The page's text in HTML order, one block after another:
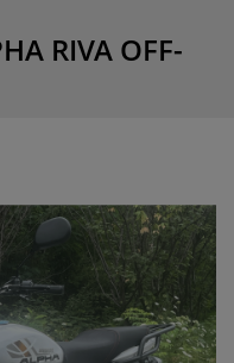
RIVA OFF-